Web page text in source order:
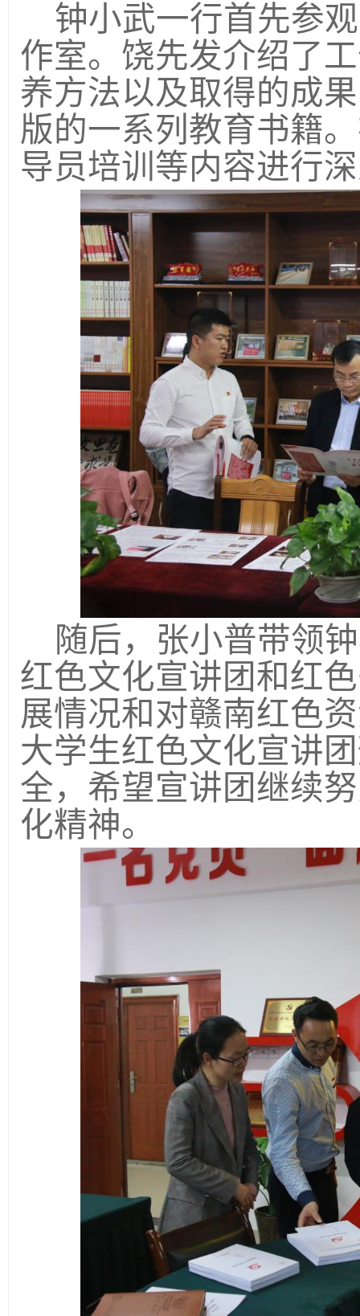
钟小武一行首先参
作室。饶先发介绍了
养方法以及取得的成
版的一系列教育书籍
导员培训等内容进行
随后，张小普带领
红色文化宣讲团和红
展情况和对赣南红色
大学生红色文化宣讲
全，希望宣讲团继续
化精神。